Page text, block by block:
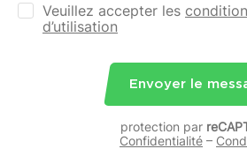
Veuillez accepter les
d’utilisation
Envoyer le
protection par
Confidentialité –